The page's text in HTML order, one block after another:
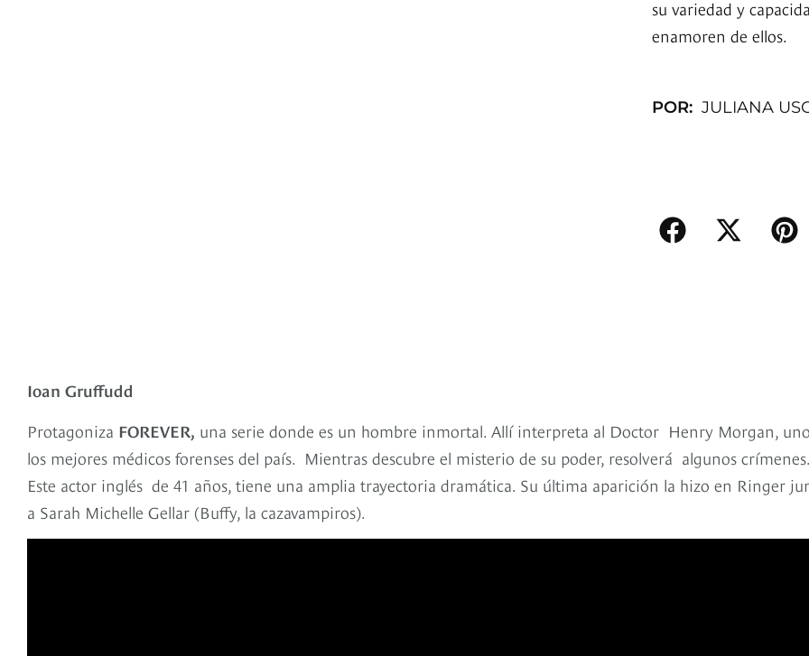
su variedad y
enamoren de ellos.
POR: JULIANA
Ioan Gruffudd
Protagoniza FOREVER, una serie donde es un hombre inmortal. Allí interpreta al Doctor Henry Morgan,
los mejores médicos forenses del país. Mientras descubre el misterio de su poder, resolverá algunos crímenes.
Este actor inglés de 41 años, tiene una amplia trayectoria dramática. Su última aparición la hizo en Ringer
a Sarah Michelle Gellar (Buffy, la cazavampiros).